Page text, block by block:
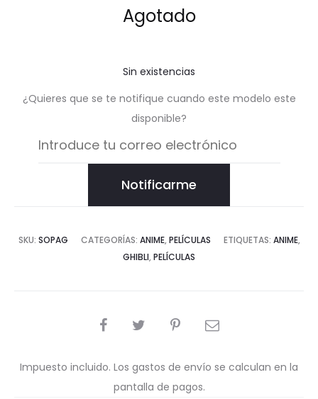
Agotado
Sin existencias
¿Quieres que se te notifique cuando este modelo este
disponible?
Notificarme
SKU: SOPAG CATEGORÍAS: ANIME, PELÍCULAS ETIQUETAS: ANIME,
GHIBLI, PELÍCULAS
COMPARTIR
Impuesto incluido. Los gastos de envío se calculan en la
pantalla de pagos.